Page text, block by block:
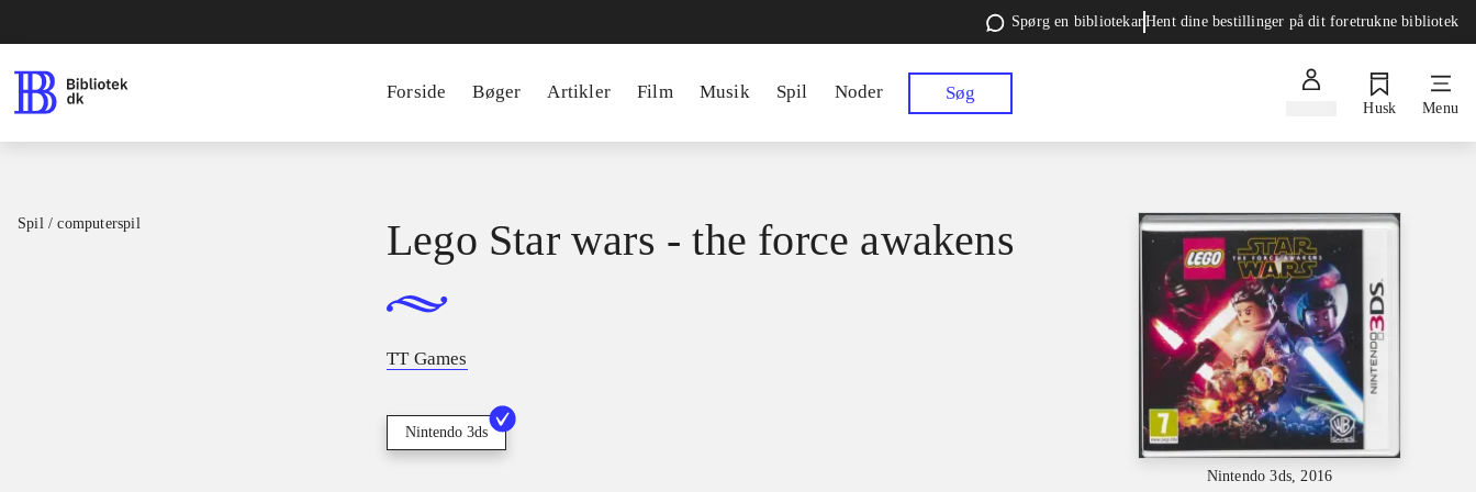
Spørg en bibliotekarHent dine bestillinger på dit foretrukne bibliotek
Forside Bøger Artikler Film Musik Spil Noder Søg
Husk Menu
Spil / computerspil
Nintendo 3ds, 2016
Lego Star wars - the force awakens
TT Games
Nintendo 3ds